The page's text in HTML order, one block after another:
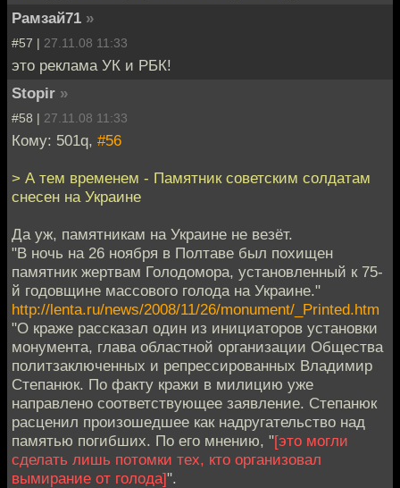
Рамзай71 »
#57 | 27.11.08 11:33
это реклама УК и РБК!
Stopir »
#58 | 27.11.08 11:33
Кому: 501q, #56
> А тем временем - Памятник советским солдатам
снесен на Украине
Да уж, памятникам на Украине не везёт.
"В ночь на 26 ноября в Полтаве был похищен
памятник жертвам Голодомора, установленный к 75-
й годовщине массового голода на Украине."
http://lenta.ru/news/2008/11/26/monument/_Printed.htm
"О краже рассказал один из инициаторов установки
монумента, глава областной организации Общества
политзаключенных и репрессированных Владимир
Степанюк. По факту кражи в милицию уже
направлено соответствующее заявление. Степанюк
расценил произошедшее как надругательство над
памятью погибших. По его мнению, "[это могли
сделать лишь потомки тех, кто организовал
вымирание от голода]".